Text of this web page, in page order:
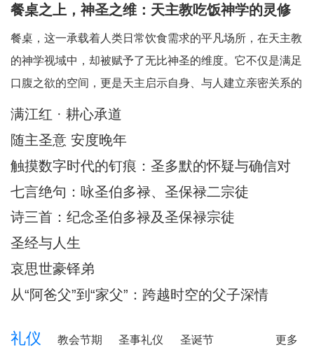
餐桌之上，神圣之维：天主教吃饭神学的灵修
餐桌，这一承载着人类日常饮食需求的平凡场所，在天主教
的神学视域中，却被赋予了无比神圣的维度。它不仅是满足
口腹之欲的空间，更是天主启示自身、与人建立亲密关系的
神圣舞台。天主教吃饭神学中所蕴含的灵修智慧，引领我们
到其中深刻的属灵启迪。在人类日常生活中，
满江红 · 耕心承道
随主圣意 安度晚年
触摸数字时代的钉痕：圣多默的怀疑与确信对
AI时代的信仰启迪
七言绝句：咏圣伯多禄、圣保禄二宗徒
诗三首：纪念圣伯多禄及圣保禄宗徒
圣经与人生
哀思世豪铎弟
从“阿爸父”到“家父”：跨越时空的父子深情
更多
礼仪 教会节期 圣事礼仪 圣诞节